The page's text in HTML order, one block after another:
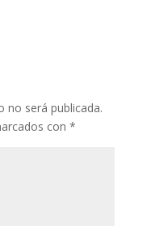
no será publicada.
con *